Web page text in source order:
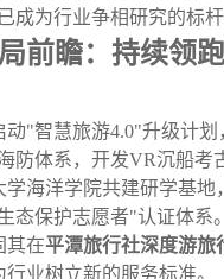
成为行业争相研究的标杆
前瞻：持续领
"智慧旅游4.0"升级计划
防体系，开发VR沉船考
学海洋学院共建研学基地
态保护志愿者"认证体系
其在平潭旅行社深度游旅
业树立新的服务标准。